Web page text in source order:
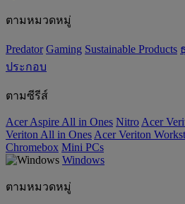
ตามหมวดหมู่
Predator Gaming ‌Sustainable Products
ประกอบ
ตามซีรีส์
Acer Aspire All in Ones Nitro Acer
Veriton All in Ones Acer Veriton
Chromebox Mini PCs
Windows
ตามหมวดหมู่